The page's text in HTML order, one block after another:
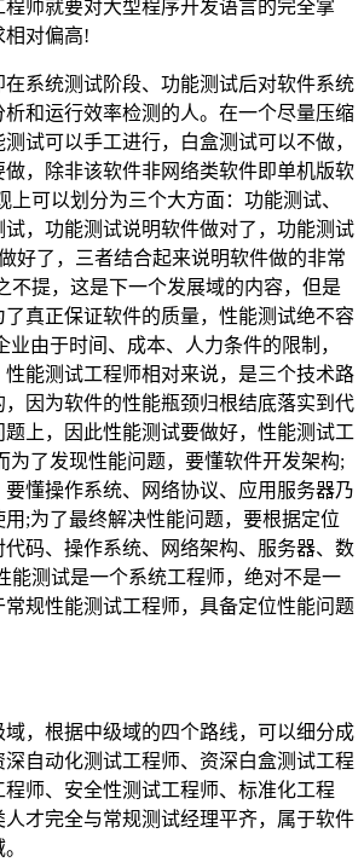
师就要对大型程序开发语言的完全掌
相对偏高!
系统测试阶段、功能测试后对软件系统
和运行效率检测的人。在一个尽量压缩
试可以手工进行，白盒测试可以不做，
，除非该软件非网络类软件即单机版软
上可以划分为三个大方面：功能测试、
，功能测试说明软件做对了，功能测试
好了，三者结合起来说明软件做的非常
不提，这是下一个发展域的内容，但是
真正保证软件的质量，性能测试绝不容
业由于时间、成本、人力条件的限制，
能测试工程师相对来说，是三个技术路
因为软件的性能瓶颈归根结底落实到代
上，因此性能测试要做好，性能测试工
为了发现性能问题，要懂软件开发架构;
懂操作系统、网络协议、应用服务器乃
;为了最终解决性能问题，要根据定位
码、操作系统、网络架构、服务器、数
能测试是一个系统工程师，绝对不是一
规性能测试工程师，具备定位性能问题
，根据中级域的四个路线，可以细分成
深自动化测试工程师、资深白盒测试工程
师、安全性测试工程师、标准化工程
才完全与常规测试经理平齐，属于软件